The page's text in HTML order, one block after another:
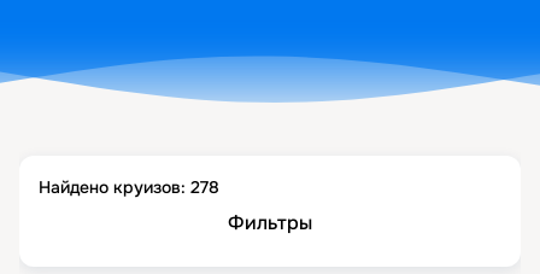
Найдено круизов: 278
Фильтры